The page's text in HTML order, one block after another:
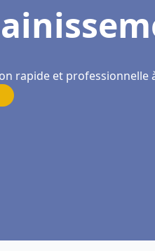
rapide et professionnelle